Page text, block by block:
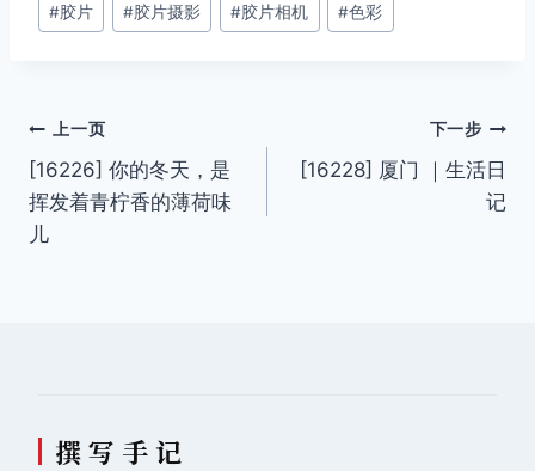
标
#胶片 #胶片摄影 #胶片相机 #色彩
文
章
导
上一页
[16226] 你的冬天，是
挥发着青柠香的薄荷味
儿
下一步
[16228] 厦门 ｜生活日
记
撰 写 手 记